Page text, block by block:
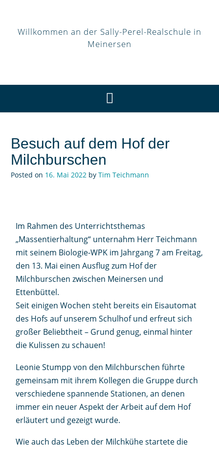
Willkommen an der Sally-Perel-Realschule in
Meinersen
Besuch auf dem Hof der
Milchburschen
Posted on 16. Mai 2022 by Tim Teichmann
Im Rahmen des Unterrichtsthemas
„Massentierhaltung“ unternahm Herr Teichmann
mit seinem Biologie-WPK im Jahrgang 7 am Freitag,
den 13. Mai einen Ausflug zum Hof der
Milchburschen zwischen Meinersen und
Ettenbüttel.
Seit einigen Wochen steht bereits ein Eisautomat
des Hofs auf unserem Schulhof und erfreut sich
großer Beliebtheit – Grund genug, einmal hinter
die Kulissen zu schauen!
Leonie Stumpp von den Milchburschen führte
gemeinsam mit ihrem Kollegen die Gruppe durch
verschiedene spannende Stationen, an denen
immer ein neuer Aspekt der Arbeit auf dem Hof
erläutert und gezeigt wurde.
Wie auch das Leben der Milchkühe startete die